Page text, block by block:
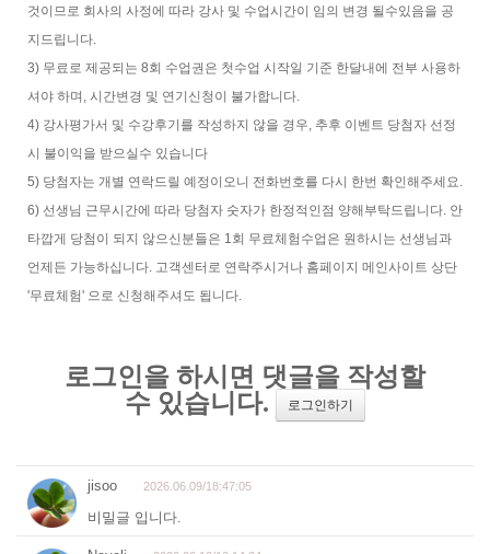
것이므로 회사의 사정에 따라 강사 및 수업시간이 임의 변경 될수있음을 공
지드립니다.
3) 무료로 제공되는 8회 수업권은 첫수업 시작일 기준 한달내에 전부 사용하
셔야 하며, 시간변경 및 연기신청이 불가합니다.
4) 강사평가서 및 수강후기를 작성하지 않을 경우, 추후 이벤트 당첨자 선정
시 불이익을 받으실수 있습니다
5) 당첨자는 개별 연락드릴 예정이오니 전화번호를 다시 한번 확인해주세요.
6) 선생님 근무시간에 따라 당첨자 숫자가 한정적인점 양해부탁드립니다. 안
타깝게 당첨이 되지 않으신분들은 1회 무료체험수업은 원하시는 선생님과
언제든 가능하십니다. 고객센터로 연락주시거나 홈페이지 메인사이트 상단
'무료체험' 으로 신청해주셔도 됩니다.